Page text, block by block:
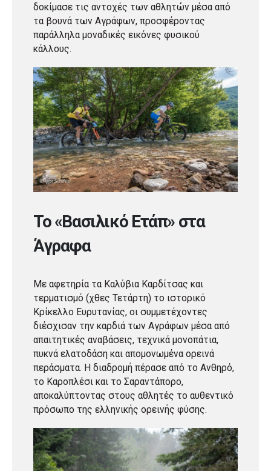
δοκίμασε τις αντοχές των αθλητών μέσα από
τα βουνά των Αγράφων, προσφέροντας
παράλληλα μοναδικές εικόνες φυσικού
κάλλους.
Το «Βασιλικό Ετάπ» στα
Άγραφα
Με αφετηρία τα Καλύβια Καρδίτσας και
τερματισμό (χθες Τετάρτη) το ιστορικό
Κρίκελλο Ευρυτανίας, οι συμμετέχοντες
διέσχισαν την καρδιά των Αγράφων μέσα από
απαιτητικές αναβάσεις, τεχνικά μονοπάτια,
πυκνά ελατοδάση και απομονωμένα ορεινά
περάσματα. Η διαδρομή πέρασε από το Ανθηρό,
το Καροπλέσι και το Σαραντάπορο,
αποκαλύπτοντας στους αθλητές το αυθεντικό
πρόσωπο της ελληνικής ορεινής φύσης.